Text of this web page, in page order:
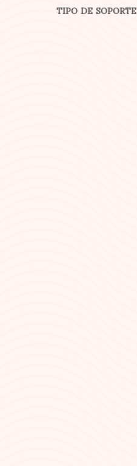
tipo de soporte